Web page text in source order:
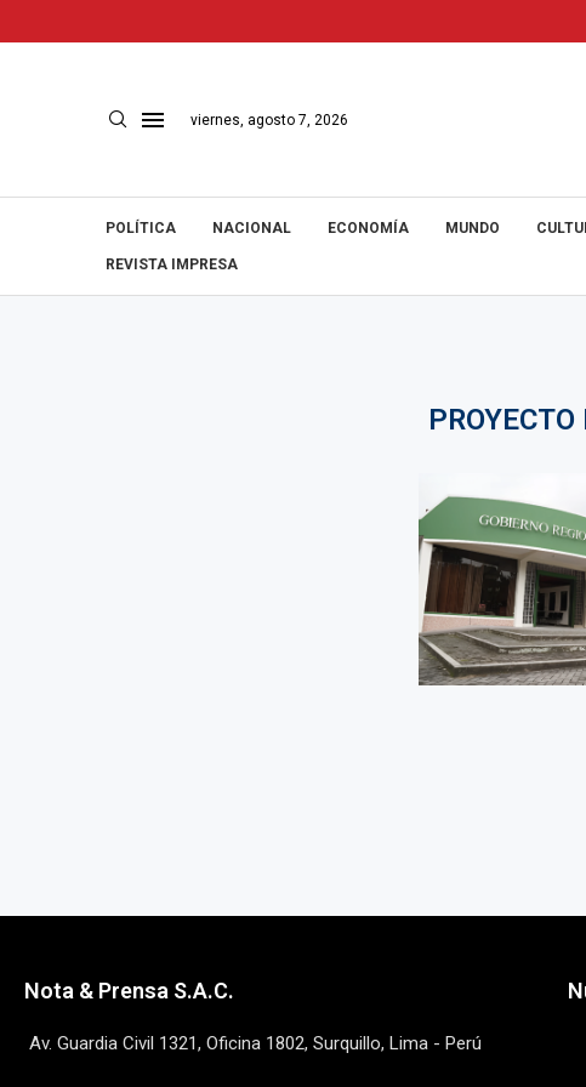
viernes, agosto 7, 2026
POLÍTICA NACIONAL ECONOMÍA MUNDO
REVISTA IMPRESA
Nota & Prensa S.A.C.
Av. Guardia Civil 1321, Oficina 1802, Surquillo, Lima - Perú